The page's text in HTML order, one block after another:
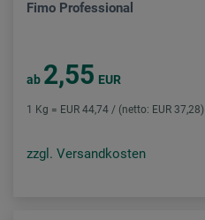
Fimo Professional
ab 2,55 EUR
1 Kg = EUR 44,74 / (netto: EUR 37,28)
zzgl. Versandkosten